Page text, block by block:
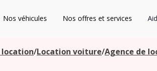
Nos véhicules Nos offres et services
location/Location voiture/Agence de